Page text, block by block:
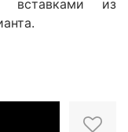
вставками из